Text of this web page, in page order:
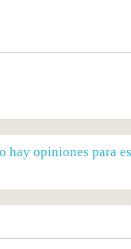
hay opiniones para